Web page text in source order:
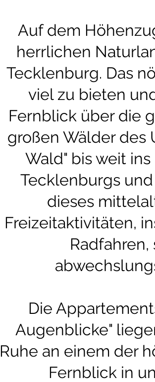
Auf dem
herrlichen
Tecklenburg. Das
viel zu bieten
Fernblick über die
großen Wälder des
Wald" bis weit
Tecklenburgs
dieses
Freizeitaktivitäten,
Die
Augenblicke"
Ruhe an einem der
Fernblick in